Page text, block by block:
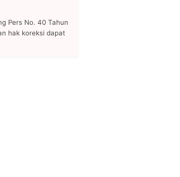
Pers No. 40 Tahun
hak koreksi dapat